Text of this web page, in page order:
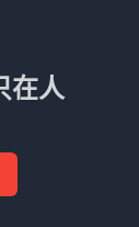
在人